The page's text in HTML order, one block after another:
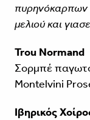
πυρηνόκαρπων
μελιού και
Trou Normand
Σορμπέ
Montelvini
Ιβηρικός